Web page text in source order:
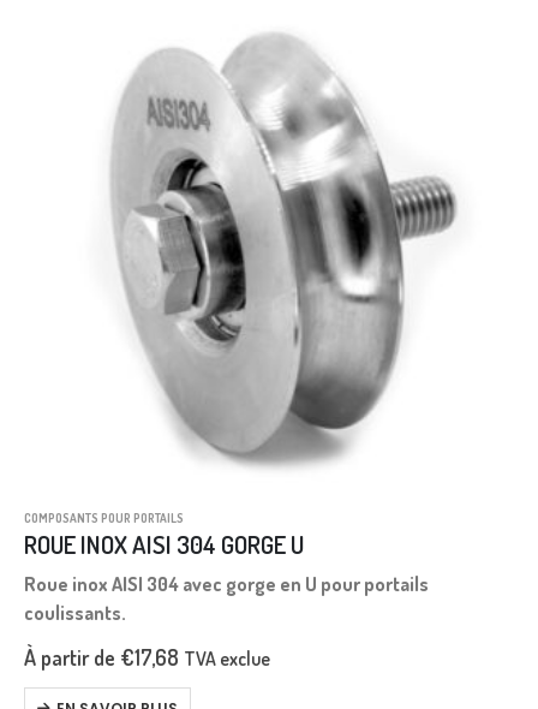
COMPOSANTS POUR PORTAILS
ROUE INOX AISI 304 GORGE U
Roue inox AISI 304 avec gorge en U pour portails
coulissants.
À partir de €17,68 TVA exclue